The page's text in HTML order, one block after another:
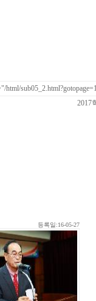
2017
등록일:16-05-27